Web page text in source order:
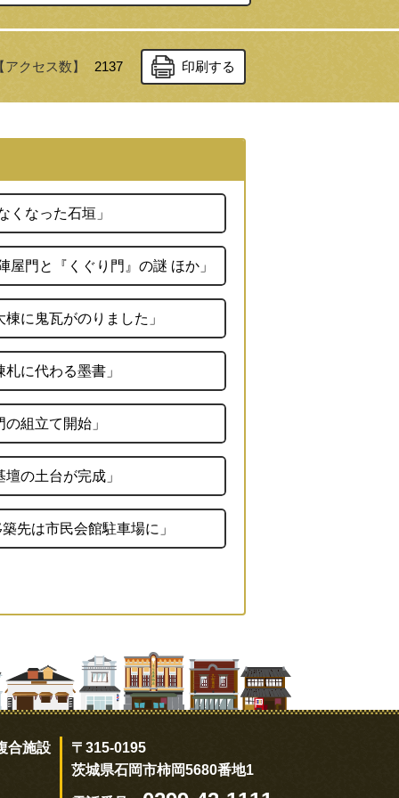
アクセス数】 2137 印刷する
くなった石垣」
屋門と『くぐり門』の謎 ほか」
に鬼瓦がのりました」
に代わる墨書」
組立て開始」
の土台が完成」
先は市民会館駐車場に」
合施設
〒315-0195
茨城県石岡市柿岡5680番地1